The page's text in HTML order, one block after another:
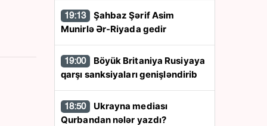
19:13
Munirlə Ər-Riyada gedir
19:00
qarşı sanksiyaları genişləndirib
18:50
Qurbandan nələr yazdı?